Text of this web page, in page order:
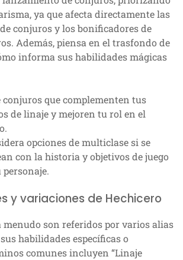
ya que afecta directamente las
conjuros y los bonificadores de
Además, piensa en el trasfondo de
informa sus habilidades mágicas
conjuros que complementen tus
de linaje y mejoren tu rol en el
opciones de multiclase si se
con la historia y objetivos de juego
personaje.
y variaciones de Hechicero
menudo son referidos por varios alias
habilidades específicas o
comunes incluyen “Linaje